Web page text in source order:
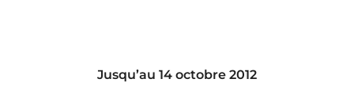
Jusqu’au 14 octobre 2012